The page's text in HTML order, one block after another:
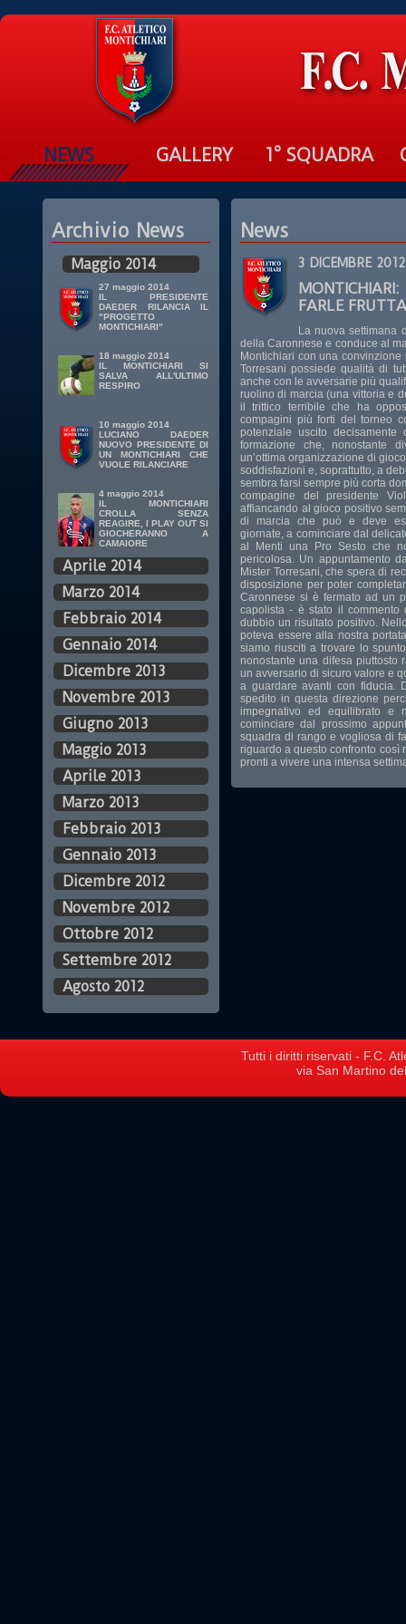
NEWS GALLERY 1° SQUADRA
Archivio News
Maggio 2014
27 maggio 2014
IL PRESIDENTE
DAEDER RILANCIA IL
"PROGETTO
MONTICHIARI"
18 maggio 2014
IL MONTICHIARI SI
SALVA ALL'ULTIMO
RESPIRO
10 maggio 2014
LUCIANO DAEDER
NUOVO PRESIDENTE DI
UN MONTICHIARI CHE
VUOLE RILANCIARE
4 maggio 2014
IL MONTICHIARI
CROLLA SENZA
REAGIRE, I PLAY OUT SI
GIOCHERANNO A
CAMAIORE
Aprile 2014
Marzo 2014
Febbraio 2014
Gennaio 2014
Dicembre 2013
Novembre 2013
Giugno 2013
Maggio 2013
Aprile 2013
Marzo 2013
Febbraio 2013
Gennaio 2013
Dicembre 2012
Novembre 2012
Ottobre 2012
Settembre 2012
Agosto 2012
News
3 DICEMBRE 2012
FARLE
La nuova settimana
della Caronnese e conduce al
Montichiari con una
Torresani possiede qualità di
anche con le avversarie più
ruolino di marcia (una vittoria e
il trittico terribile che ha
compagini più forti del torneo
potenziale uscito
formazione che, nonostante
un’ottima organizzazione di
soddisfazioni e, soprattutto, a
sembra farsi sempre più corta
compagine del presidente
affiancando al gioco positivo
di marcia che può e deve
giornate, a cominciare dal
al Menti una Pro Sesto che
pericolosa. Un appuntamento
Mister Torresani, che spera di
disposizione per poter
Caronnese si è fermato ad un
capolista - è stato il
dubbio un risultato positivo.
poteva essere alla nostra
siamo riusciti a trovare lo
nonostante una difesa piuttosto
un avversario di sicuro valore e
a guardare avanti con fiducia.
spedito in questa direzione
impegnativo ed equilibrato e
cominciare dal prossimo
squadra di rango e vogliosa di
riguardo a questo confronto così
pronti a vivere una intensa
Tutti i diritti riservati - F.C.
via San Martino